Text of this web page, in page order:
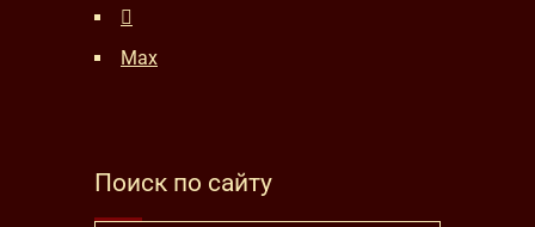
Max
Поиск по сайту